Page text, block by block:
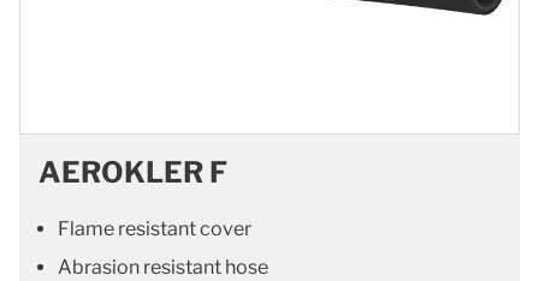
AEROKLER F
Flame resistant cover
Abrasion resistant hose